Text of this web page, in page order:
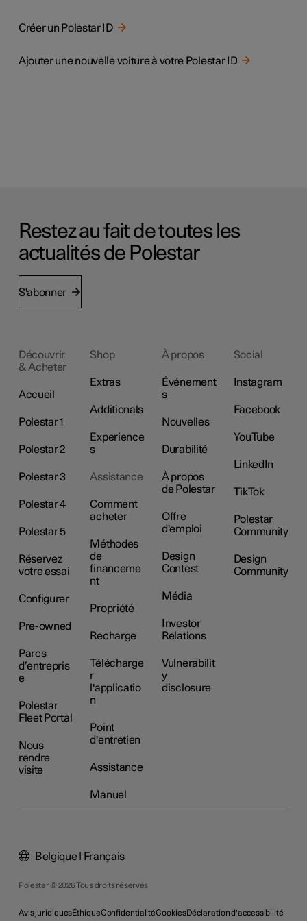
Créer un Polestar ID
Ajouter une nouvelle voiture à votre Polestar ID
Restez au fait de toutes les
actualités de Polestar
S'abonner
Découvrir
& Acheter
Accueil
Polestar 1
Polestar 2
Polestar 3
Polestar 4
Polestar 5
Réservez
votre essai
Configurer
Pre-owned
Parcs
d’entrepris
e
Polestar
Fleet Portal
Nous
rendre
visite
Shop
Extras
Additionals
Experience
s
Assistance
Comment
acheter
Méthodes
de
financeme
nt
Propriété
Recharge
Télécharge
r
l'applicatio
n
Point
d'entretien
Assistance
Manuel
À propos
Événement
s
Nouvelles
Durabilité
À propos
de Polestar
Offre
d'emploi
Design
Contest
Média
Investor
Relations
Vulnerabilit
y
disclosure
Social
Instagram
Facebook
YouTube
LinkedIn
TikTok
Polestar
Community
Design
Community
Polestar © 2026 Tous droits réservés
Avis juridiquesÉthiqueConfidentialitéCookiesDéclaration d'accessibilité
Belgique | Français